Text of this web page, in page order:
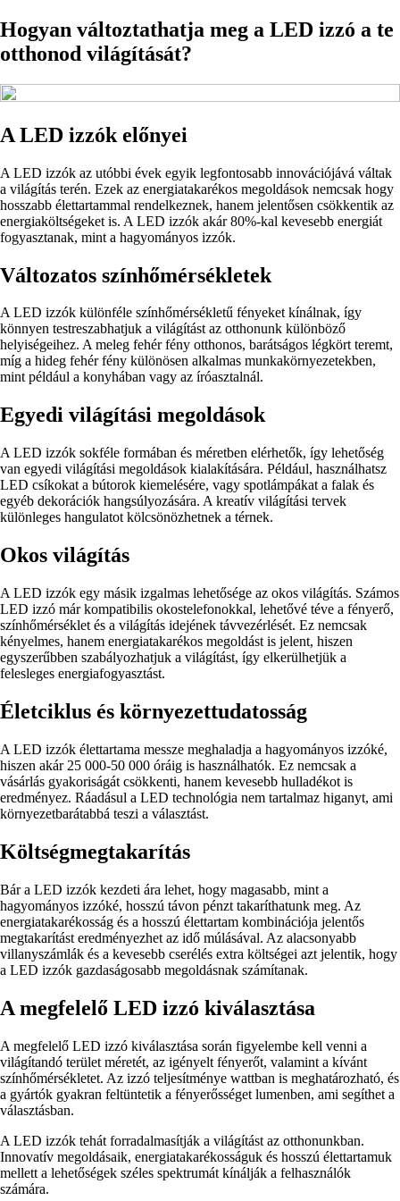
Hogyan változtathatja meg a LED izzó a te
otthonod világítását?
A LED izzók előnyei
A LED izzók az utóbbi évek egyik legfontosabb innovációjává váltak
a világítás terén. Ezek az energiatakarékos megoldások nemcsak hogy
hosszabb élettartammal rendelkeznek, hanem jelentősen csökkentik az
energiaköltségeket is. A LED izzók akár 80%-kal kevesebb energiát
fogyasztanak, mint a hagyományos izzók.
Változatos színhőmérsékletek
A LED izzók különféle színhőmérsékletű fényeket kínálnak, így
könnyen testreszabhatjuk a világítást az otthonunk különböző
helyiségeihez. A meleg fehér fény otthonos, barátságos légkört teremt,
míg a hideg fehér fény különösen alkalmas munkakörnyezetekben,
mint például a konyhában vagy az íróasztalnál.
Egyedi világítási megoldások
A LED izzók sokféle formában és méretben elérhetők, így lehetőség
van egyedi világítási megoldások kialakítására. Például, használhatsz
LED csíkokat a bútorok kiemelésére, vagy spotlámpákat a falak és
egyéb dekorációk hangsúlyozására. A kreatív világítási tervek
különleges hangulatot kölcsönözhetnek a térnek.
Okos világítás
A LED izzók egy másik izgalmas lehetősége az okos világítás. Számos
LED izzó már kompatibilis okostelefonokkal, lehetővé téve a fényerő,
színhőmérséklet és a világítás idejének távvezérlését. Ez nemcsak
kényelmes, hanem energiatakarékos megoldást is jelent, hiszen
egyszerűbben szabályozhatjuk a világítást, így elkerülhetjük a
felesleges energiafogyasztást.
Életciklus és környezettudatosság
A LED izzók élettartama messze meghaladja a hagyományos izzóké,
hiszen akár 25 000-50 000 óráig is használhatók. Ez nemcsak a
vásárlás gyakoriságát csökkenti, hanem kevesebb hulladékot is
eredményez. Ráadásul a LED technológia nem tartalmaz higanyt, ami
környezetbarátabbá teszi a választást.
Költségmegtakarítás
Bár a LED izzók kezdeti ára lehet, hogy magasabb, mint a
hagyományos izzóké, hosszú távon pénzt takaríthatunk meg. Az
energiatakarékosság és a hosszú élettartam kombinációja jelentős
megtakarítást eredményezhet az idő múlásával. Az alacsonyabb
villanyszámlák és a kevesebb cserélés extra költségei azt jelentik, hogy
a LED izzók gazdaságosabb megoldásnak számítanak.
A megfelelő LED izzó kiválasztása
A megfelelő LED izzó kiválasztása során figyelembe kell venni a
világítandó terület méretét, az igényelt fényerőt, valamint a kívánt
színhőmérsékletet. Az izzó teljesítménye wattban is meghatározható, és
a gyártók gyakran feltüntetik a fényerősséget lumenben, ami segíthet a
választásban.
A LED izzók tehát forradalmasítják a világítást az otthonunkban.
Innovatív megoldásaik, energiatakarékosságuk és hosszú élettartamuk
mellett a lehetőségek széles spektrumát kínálják a felhasználók
számára.